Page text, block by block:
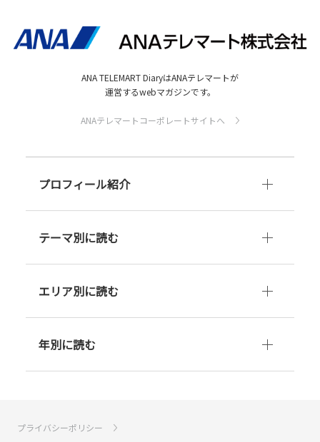
ANA TELEMART DiaryはANAテレマートが
運営するwebマガジンです。
ANAテレマートコーポレートサイトへ
プロフィール紹介
テーマ別に読む
エリア別に読む
年別に読む
プライバシーポリシー